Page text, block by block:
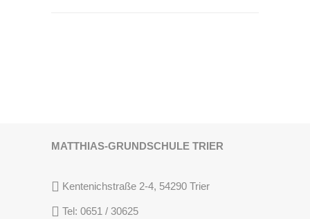
MATTHIAS-GRUNDSCHULE TRIER
Kentenichstraße 2-4, 54290 Trier
Tel: 0651 / 30625